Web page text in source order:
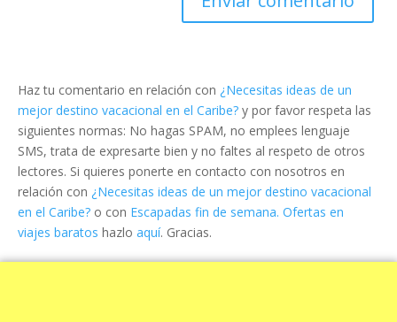
Haz tu comentario en relación con ¿Necesitas ideas de un
mejor destino vacacional en el Caribe? y por favor respeta las
siguientes normas: No hagas SPAM, no emplees lenguaje
SMS, trata de expresarte bien y no faltes al respeto de otros
lectores. Si quieres ponerte en contacto con nosotros en
relación con ¿Necesitas ideas de un mejor destino vacacional
en el Caribe? o con Escapadas fin de semana. Ofertas en
viajes baratos hazlo aquí. Gracias.